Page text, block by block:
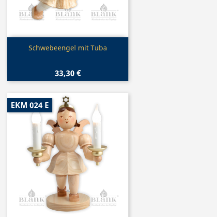
Vorschau
Schwebeengel mit Tuba
33,30 €
EKM 024 E